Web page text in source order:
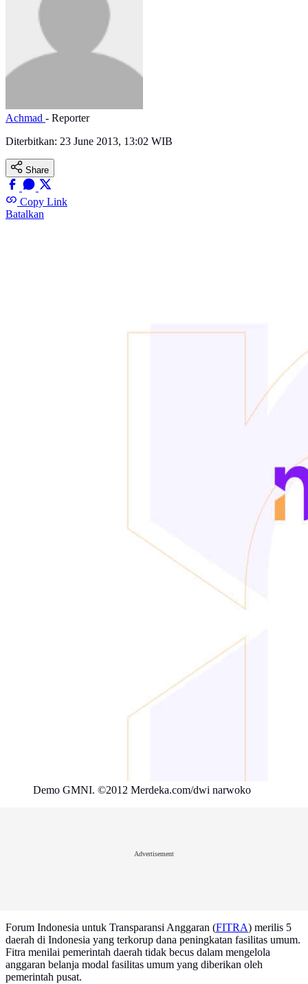
Achmad - Reporter
Diterbitkan: 23 June 2013, 13:02 WIB
Share
Copy Link
Batalkan
Demo GMNI. ©2012 Merdeka.com/dwi narwoko
Advertisement
Forum Indonesia untuk Transparansi Anggaran (FITRA) merilis 5
daerah di Indonesia yang terkorup dana peningkatan fasilitas umum.
Fitra menilai pemerintah daerah tidak becus dalam mengelola
anggaran belanja modal fasilitas umum yang diberikan oleh
pemerintah pusat.